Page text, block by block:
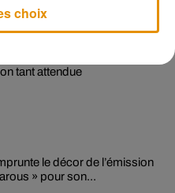
tant attendue
le décor de l’émission
» pour son...
choix